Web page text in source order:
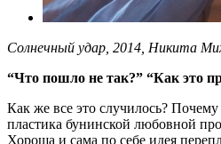
Солнечный удар, 2014, Никита
“Что пошло не так?” “Как это
Как же все это случилось?
пластика бунинской любовной
Хороша и сама по себе идея